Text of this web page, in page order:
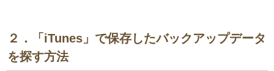
２．「iTunes」で保存したバックアップデータ
を探す方法